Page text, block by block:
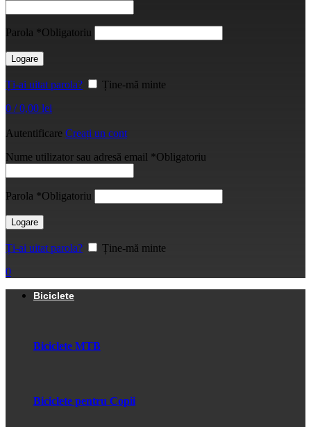
Parola *Obligatoriu
Logare
Ți-ai uitat parola?
Ține-mă minte
0 / 0,00 lei
Autentificare Creați un cont
Nume utilizator sau adresă email *Obligatoriu
Parola *Obligatoriu
Logare
Ți-ai uitat parola?
Ține-mă minte
0
Biciclete
Biciclete MTB
Biciclete pentru Copii